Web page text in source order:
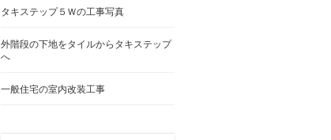
タキステップ５Ｗの工事写真
外階段の下地をタイルからタキステップ
へ
一般住宅の室内改装工事